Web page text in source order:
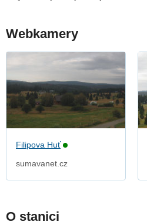
Webkamery
Filipova Huť
sumavanet.cz
O stanici